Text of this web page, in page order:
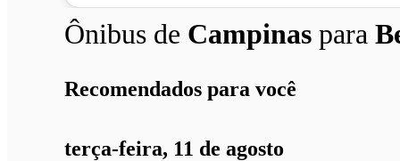
Ônibus de Campinas para
Recomendados para você
terça-feira, 11 de agosto